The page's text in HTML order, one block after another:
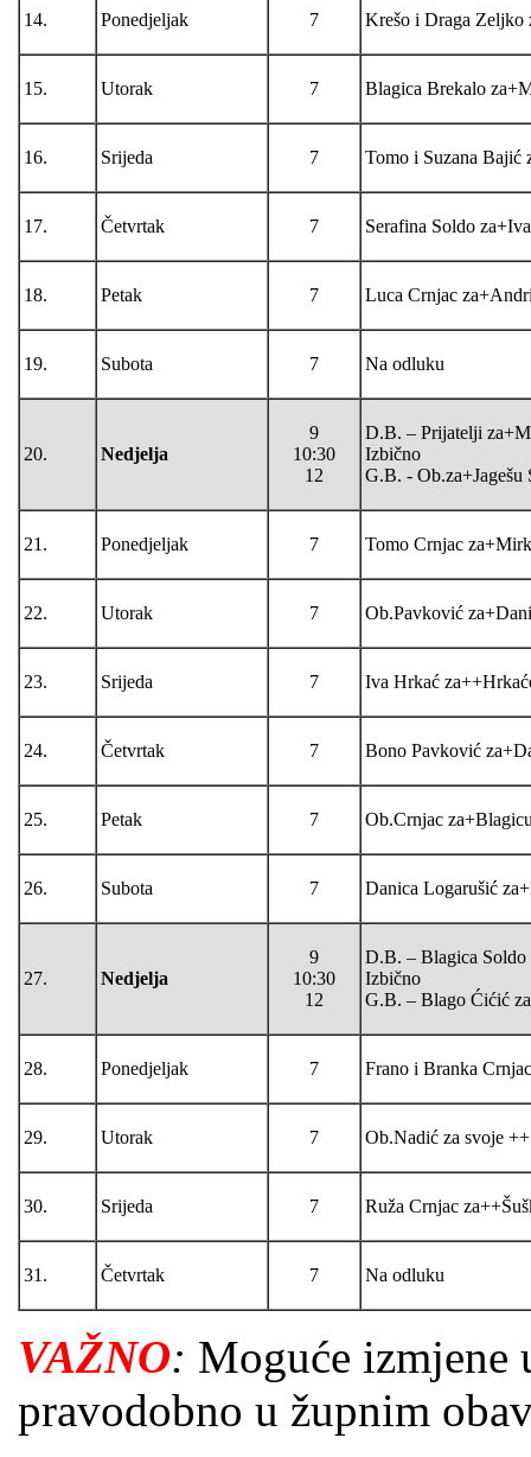
14. Ponedjeljak 7 Krešo i Draga
15. Utorak 7 Blagica Brekalo
16. Srijeda 7 Tomo i Suzana Bajić
17. Četvrtak 7 Serafina Soldo
18. Petak 7 Luca Crnjac
19. Subota 7 Na odluku
20. Nedjelja
9
10:30
12
D.B. – Prijatelji
Izbično
G.B. - Ob.za+Jagešu
21. Ponedjeljak 7 Tomo Crnjac
22. Utorak 7 Ob.Pavković
23. Srijeda 7 Iva Hrkać
24. Četvrtak 7 Bono Pavković
25. Petak 7 Ob.Crnjac
26. Subota 7 Danica Logarušić
27. Nedjelja
9
10:30
12
D.B. – Blagica Soldo
Izbično
G.B. – Blago Ćićić
28. Ponedjeljak 7 Frano i Branka
29. Utorak 7 Ob.Nadić za svoje ++
30. Srijeda 7 Ruža Crnjac
31. Četvrtak 7 Na odluku
VAŽNO: Moguće izmjene
pravodobno u župnim